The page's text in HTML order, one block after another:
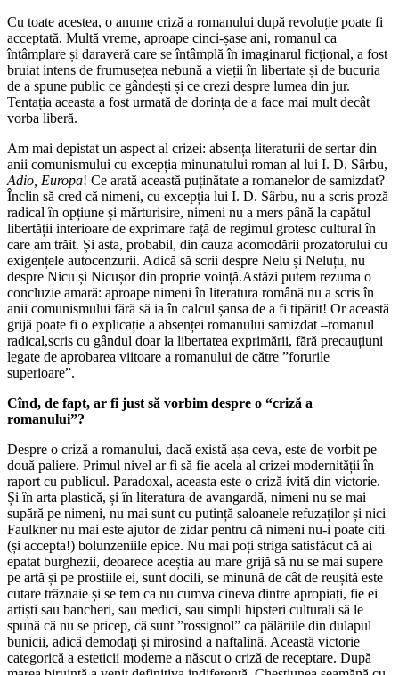
Cu toate acestea, o anume criză a romanului după revoluție poate fi
acceptată. Multă vreme, aproape cinci-șase ani, romanul ca
întâmplare și daraveră care se întâmplă în imaginarul ficțional, a fost
bruiat intens de frumusețea nebună a vieții în libertate și de bucuria
de a spune public ce gândești și ce crezi despre lumea din jur.
Tentația aceasta a fost urmată de dorința de a face mai mult decât
vorba liberă.
Am mai depistat un aspect al crizei: absența literaturii de sertar din
anii comunismului cu excepția minunatului roman al lui I. D. Sârbu,
Adio, Europa! Ce arată această puținătate a romanelor de samizdat?
Înclin să cred că nimeni, cu excepția lui I. D. Sârbu, nu a scris proză
radical în opțiune și mărturisire, nimeni nu a mers până la capătul
libertății interioare de exprimare față de regimul grotesc cultural în
care am trăit. Și asta, probabil, din cauza acomodării prozatorului cu
exigențele autocenzurii. Adică să scrii despre Nelu și Neluțu, nu
despre Nicu și Nicușor din proprie voință.Astăzi putem rezuma o
concluzie amară: aproape nimeni în literatura română nu a scris în
anii comunismului fără să ia în calcul șansa de a fi tipărit! Or această
grijă poate fi o explicație a absenței romanului samizdat –romanul
radical,scris cu gândul doar la libertatea exprimării, fără precauțiuni
legate de aprobarea viitoare a romanului de către ”forurile
superioare”.
Cînd, de fapt, ar fi just să vorbim despre o “criză a
romanului”?
Despre o criză a romanului, dacă există așa ceva, este de vorbit pe
două paliere. Primul nivel ar fi să fie acela al crizei modernității în
raport cu publicul. Paradoxal, aceasta este o criză ivită din victorie.
Și în arta plastică, și în literatura de avangardă, nimeni nu se mai
supără pe nimeni, nu mai sunt cu putință saloanele refuzaților și nici
Faulkner nu mai este ajutor de zidar pentru că nimeni nu-i poate citi
(și accepta!) bolunzeniile epice. Nu mai poți striga satisfăcut că ai
epatat burghezii, deoarece aceștia au mare grijă să nu se mai supere
pe artă și pe prostiile ei, sunt docili, se minună de cât de reușită este
cutare trăznaie și se tem ca nu cumva cineva dintre apropiați, fie ei
artiști sau bancheri, sau medici, sau simpli hipsteri culturali să le
spună că nu se pricep, că sunt ”rossignol” ca pălăriile din dulapul
bunicii, adică demodați și mirosind a naftalină. Această victorie
categorică a esteticii moderne a născut o criză de receptare. După